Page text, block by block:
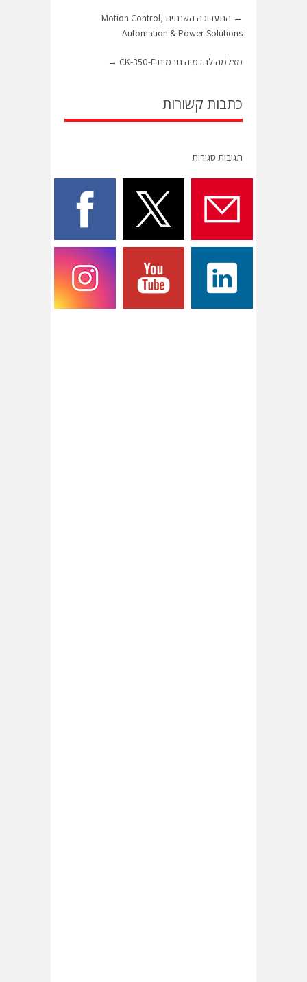
←
התערוכה השנתית Motion Control,
Automation & Power Solutions
מצלמה להדמיה תרמית CK-350-F →
כתבות קשורות
תגובות סגורות